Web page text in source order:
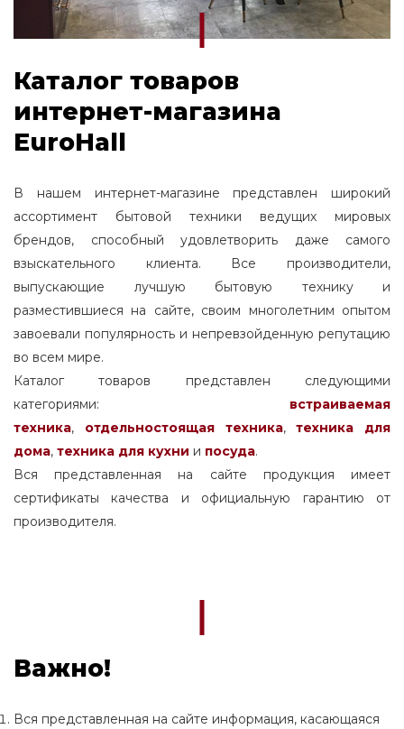
Каталог товаров
интернет-магазина
EuroHall
В нашем интернет-магазине представлен широкий
ассортимент бытовой техники ведущих мировых
брендов, способный удовлетворить даже самого
взыскательного клиента. Все производители,
выпускающие лучшую бытовую технику и
разместившиеся на сайте, своим многолетним опытом
завоевали популярность и непревзойденную репутацию
во всем мире.
Каталог товаров представлен следующими
категориями: встраиваемая
техника, отдельностоящаятехника,
техника для
дома, техника для кухни и посуда.
Вся представленная на сайте продукция имеет
сертификаты качества и официальную гарантию от
производителя.
Важно!
Вся представленная на сайте информация, касающаяся